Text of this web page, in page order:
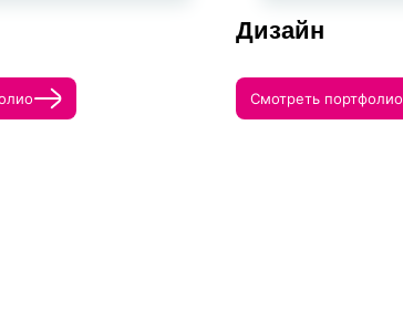
Дизайн
Смотреть портфолио